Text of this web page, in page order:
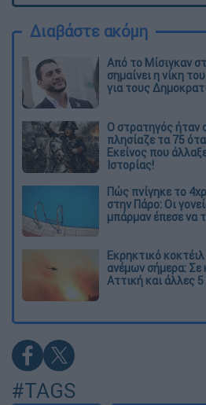
Διαβάστε ακόμη
Από το Μίσιγκαν
σημαίνει η νίκη
για τους
O στρατηγός ήταν
πλησίαζε τα 75
Εκείνος που
Ιστορίας!
Πώς πνίγηκε το
στην Πάρο: Οι
μπάρμαν έπεσε να
Εκρηκτικό
ανέμων σήμερα: Σε
Αττική και άλλες
#TAGS